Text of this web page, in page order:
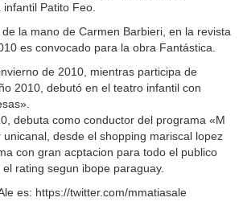
Patito Feo.
la mano de Carmen Barbieri, en la revista
es convocado para la obra Fantástica.
de 2010, mientras participa de
2010, debutó en el teatro infantil con
debuta como conductor del programa «M
desde el shopping mariscal lopez
con gran acptacion para todo el publico
rating segun ibope paraguay.
es: https://twitter.com/mmatiasale